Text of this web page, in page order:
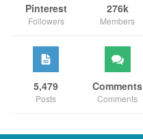
Pinterest
Followers
276k
Members
5,479
Posts
Comments
Comments